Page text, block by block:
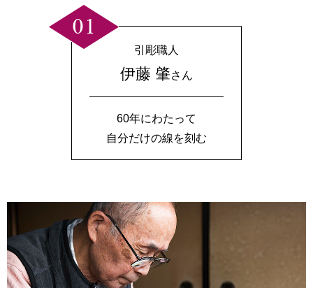
引彫職人
伊藤 肇さん
60年にわたって
自分だけの線を刻む